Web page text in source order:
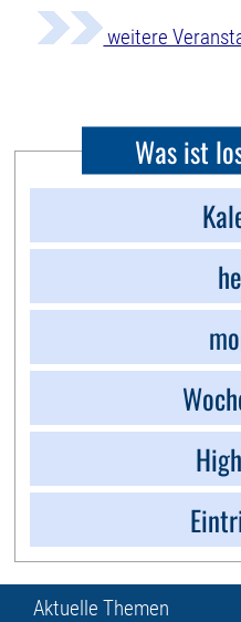
weitere
Was ist
Aktuelle Themen